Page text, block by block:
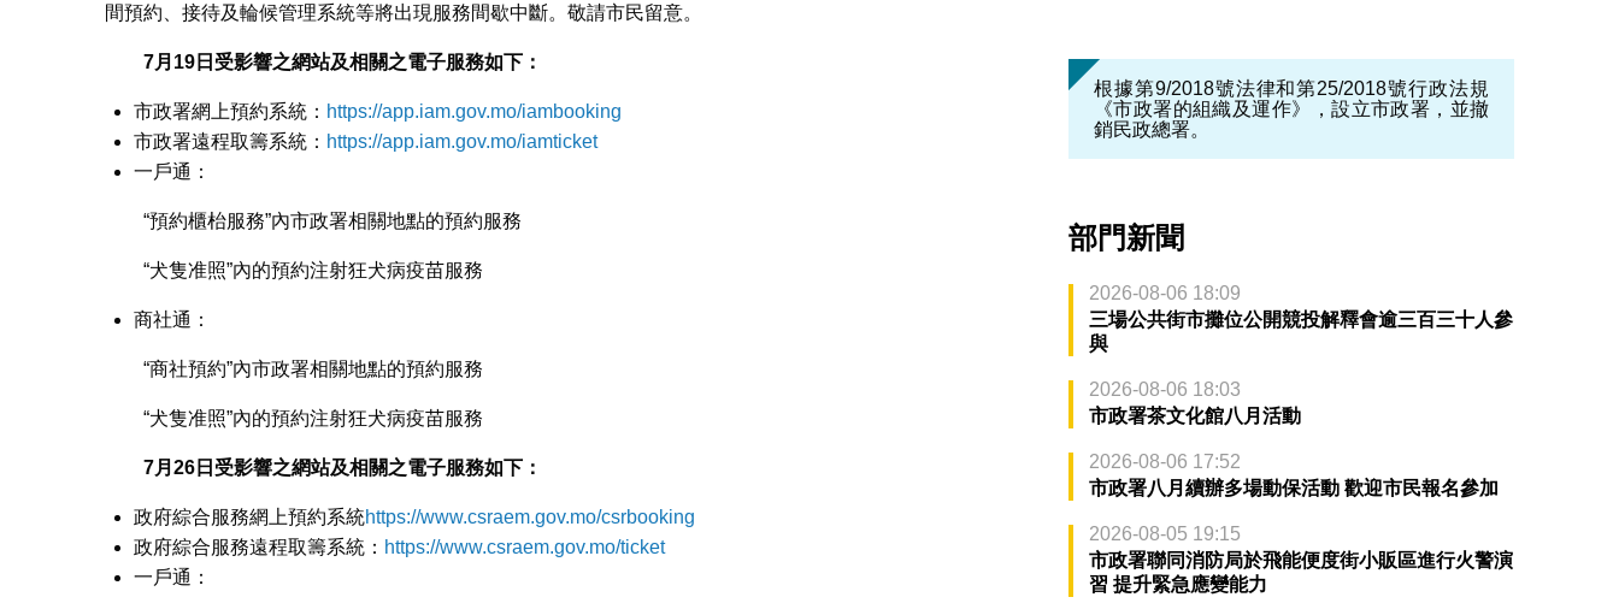
間預約、接待及輪候管理系統等將出現服務間歇中斷。敬請市民留意。
7月19 日受影響之網站及相關之電子服務如下：
市政署網上預約系統： https://app.iam.gov.mo/iambooking
市政署遠程取籌系統： https://app.iam.gov.mo/iamticket
一戶通：
“預約櫃枱服務”內市政署相關地點的預約服務
“犬隻准照”內的預約注射狂犬病疫苗服務
商社通：
“商社預約”內市政署相關地點的預約服務
“犬隻准照”內的預約注射狂犬病疫苗服務
7月26 日受影響之網站及相關之電子服務如下：
政府綜合服務網上預約系統https://www.csraem.gov.mo/csrbooking
政府綜合服務遠程取籌系統： https://www.csraem.gov.mo/ticket
一戶通：
根據第9/2018號法律和第25/2018號行政法規
《市政署的組織及運作》，設立市政署，並撤
銷民政總署。
部門新聞
2026-08-06 18:09
三場公共街市攤位公開競投解釋會逾三百三十人參
與
2026-08-06 18:03
市政署茶文化館八月活動
2026-08-06 17:52
市政署八月續辦多場動保活動 歡迎市民報名參加
2026-08-05 19:15
市政署聯同消防局於飛能便度街小販區進行火警演
習 提升緊急應變能力